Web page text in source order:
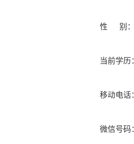
性 别：
当前学历
移动电话
微信号码